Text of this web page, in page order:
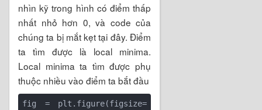
nhìn kỹ trong hình có điểm thấp
nhất nhỏ hơn 0, và code của
chúng ta bị mắt kẹt tại đây. Điểm
ta tìm được là local minima.
Local minima ta tìm được phụ
thuộc nhiều vào điểm ta bắt đầu
fig = plt.figure(figsize=